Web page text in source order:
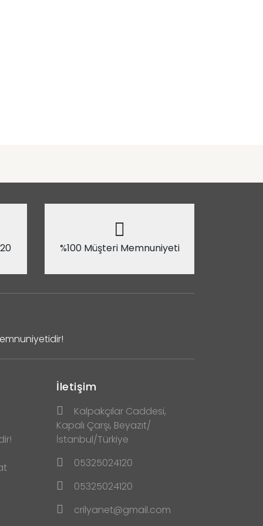
%100 Müşteri Memnuniyeti
İletişim
Kalpakçılar Caddesi,
Kapalı Çarşı, Beyazıt/
İstanbul/Türkiye
05325024120
05325024120
crilyanet@gmail.com